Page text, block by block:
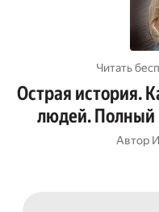
Читать
Острая история.
людей. Полный
Автор